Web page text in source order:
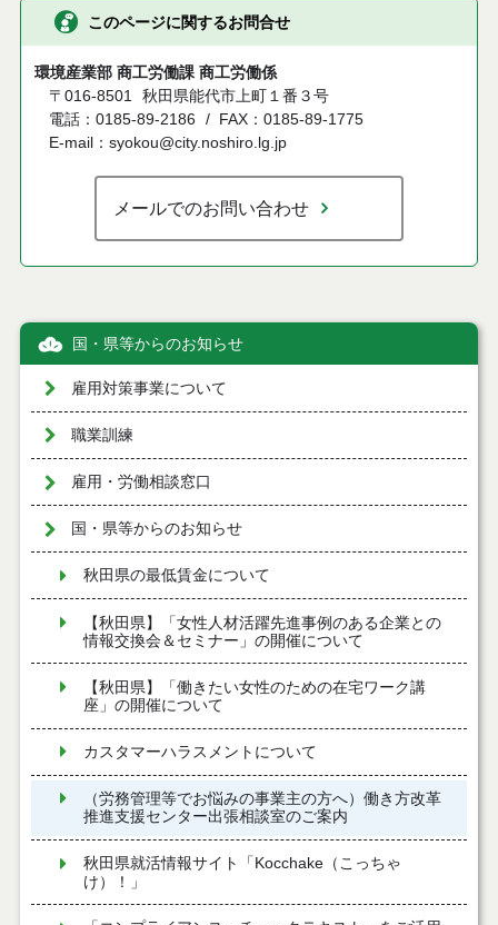
このページに関するお問合せ
環境産業部 商工労働課 商工労働係
〒016-8501 秋田県能代市上町１番３号
電話：0185-89-2186
FAX：0185-89-1775
E-mail：syokou@city.noshiro.lg.jp
メールでのお問い合わせ
国・県等からのお知らせ
雇用対策事業について
職業訓練
雇用・労働相談窓口
国・県等からのお知らせ
秋田県の最低賃金について
【秋田県】「女性人材活躍先進事例のある企業との
情報交換会＆セミナー」の開催について
【秋田県】「働きたい女性のための在宅ワーク講
座」の開催について
カスタマーハラスメントについて
（労務管理等でお悩みの事業主の方へ）働き方改革
推進支援センター出張相談室のご案内
秋田県就活情報サイト「Kocchake（こっちゃ
け）！」